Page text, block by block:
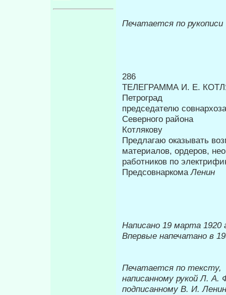
Печатается по рукописи
286
ТЕЛЕГРАММА И. Е.
Петроград
председателю совнархоза
Северного района
Котлякову
Предлагаю оказывать
материалов, ор­деров,
работников по
ПредсовнаркомаЛенин
Написано 19 марта 1920
Впервые напечатано в
Печатается по тексту,
написанному рукой Л. А.
подписанному В. И.